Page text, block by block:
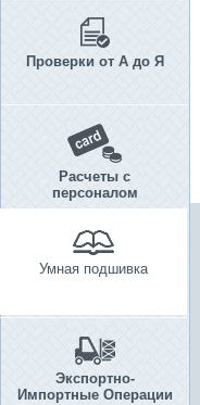
Проверки от А до Я
Расчеты с
персоналом
Умная подшивка
Экспортно-
Импортные Операции